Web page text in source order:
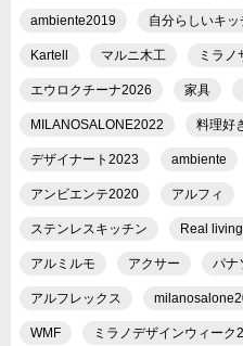
ambiente2019 自分らしいキッ
Kartell マルニ木工 ミラノ
エウロクチーナ2026 家具
MILANOSALONE2022 料理好
デザイナート2023 ambiente
アンビエンテ2020 アルフィ
ステンレスキッチン Real
アルミルモ アクサー パナ
アルフレックス
WMF ミラノデザインウィーク